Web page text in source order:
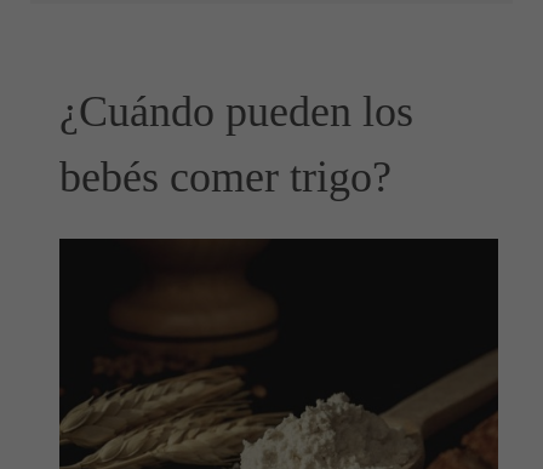
¿Cuándo pueden los
bebés comer trigo?